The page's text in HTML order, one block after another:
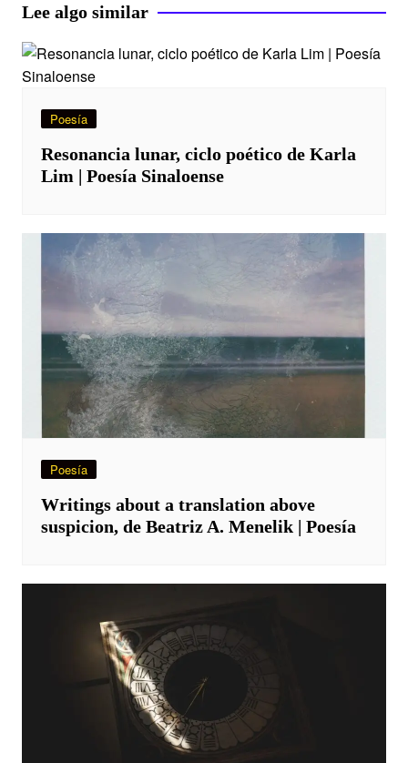
Lee algo similar
Poesía
Resonancia lunar, ciclo poético de Karla
Lim | Poesía Sinaloense
Poesía
Writings about a translation above
suspicion, de Beatriz A. Menelik | Poesía